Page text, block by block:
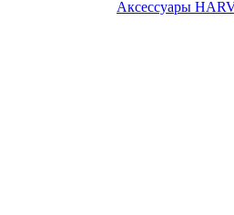
Аксессуары